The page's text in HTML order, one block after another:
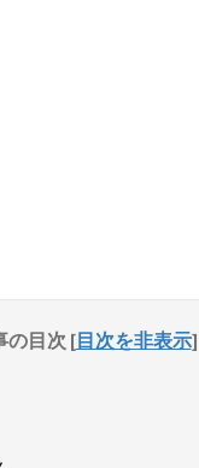
の目次 [目次を非表示]